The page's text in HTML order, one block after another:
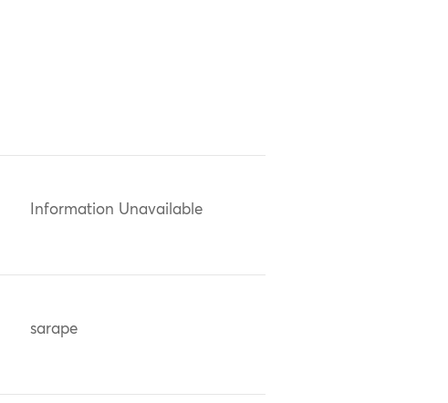
Information Unavailable
sarape